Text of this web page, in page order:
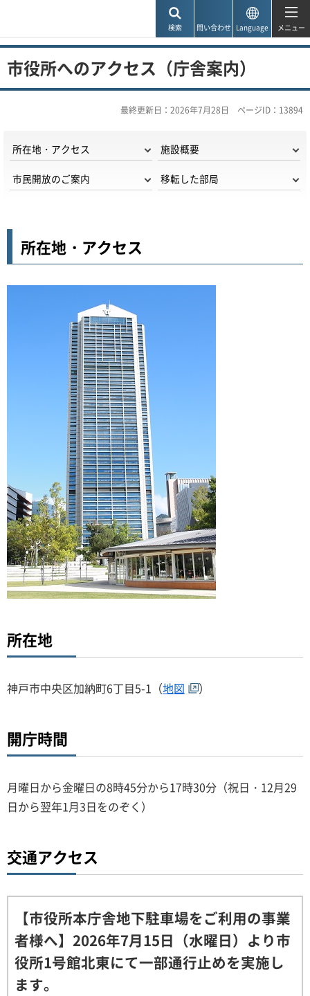
検索 問い合わせ Language メニュー
市役所へのアクセス（庁舎案内）
最終更新日：2026年7月28日 ページID：13894
所在地・アクセス 施設概要
市民開放のご案内 移転した部局
所在地・アクセス
所在地
神戸市中央区加納町6丁目5-1（地図 ）
開庁時間
月曜日から金曜日の8時45分から17時30分（祝日・12月29
日から翌年1月3日をのぞく）
交通アクセス
【市役所本庁舎地下駐車場をご利用の事業
者様へ】2026年7月15日（水曜日）より市
役所1号館北東にて一部通行止めを実施し
ます。